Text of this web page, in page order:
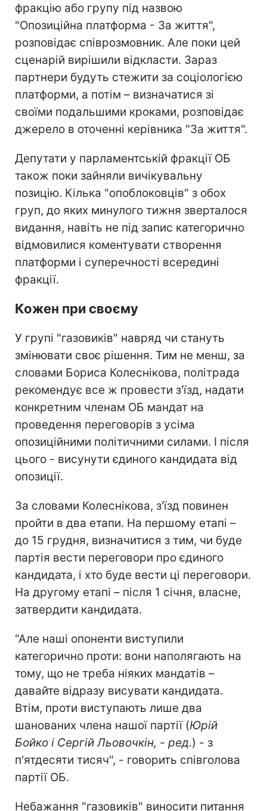
фракцію або групу під назвою
"Опозиційна платформа - За життя",
розповідає співрозмовник. Але поки цей
сценарій вирішили відкласти. Зараз
партнери будуть стежити за соціологією
платформи, а потім – визначатися зі
своїми подальшими кроками, розповідає
джерело в оточенні керівника "За життя".
Депутати у парламентській фракції ОБ
також поки зайняли вичікувальну
позицію. Кілька "опоблоковців" з обох
груп, до яких минулого тижня зверталося
видання, навіть не під запис категорично
відмовилися коментувати створення
платформи і суперечності всередині
фракції.
Кожен при своєму
У групі "газовиків" навряд чи стануть
змінювати своє рішення. Тим не менш, за
словами Бориса Колеснікова, політрада
рекомендує все ж провести з'їзд, надати
конкретним членам ОБ мандат на
проведення переговорів з усіма
опозиційними політичними силами. І після
цього - висунути єдиного кандидата від
опозиції.
За словами Колеснікова, з'їзд повинен
пройти в два етапи. На першому етапі –
до 15 грудня, визначитися з тим, чи буде
партія вести переговори про єдиного
кандидата, і хто буде вести ці переговори.
На другому етапі – після 1 січня, власне,
затвердити кандидата.
"Але наші опоненти виступили
категорично проти: вони наполягають на
тому, що не треба ніяких мандатів –
давайте відразу висувати кандидата.
Втім, проти виступають лише два
шанованих члена нашої партії (Юрій
Бойко і Сергій Льовочкін, - ред.) - з
п'ятдесяти тисяч", - говорить співголова
партії ОБ.
Небажання "газовиків" виносити питання